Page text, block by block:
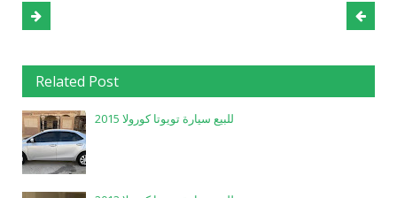
Related Post
للبيع سيارة تويوتا كورولا 2015